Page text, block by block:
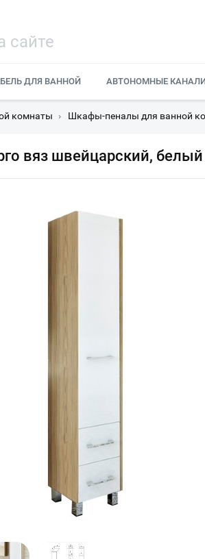
ДЛЯ ВАННОЙ АВТОНОМНЫЕ
комнаты › Шкафы-пеналы для ванной
вяз швейцарский, белый